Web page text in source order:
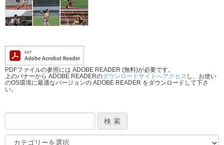
PDFファイルの参照には ADOBE READER (無料)が必要です。
上のバナーから ADOBE READERのダウンロードサイトへアクセス し、お使い
のOS環境に最適なバージョンの ADOBE READER をダウンロードして下さ
い。